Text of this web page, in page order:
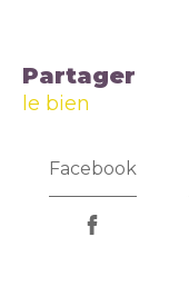
partager
le bien
Facebook